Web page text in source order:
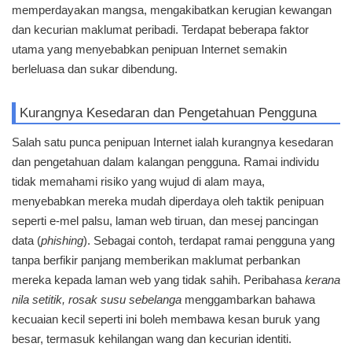
memperdayakan mangsa, mengakibatkan kerugian kewangan
dan kecurian maklumat peribadi. Terdapat beberapa faktor
utama yang menyebabkan penipuan Internet semakin
berleluasa dan sukar dibendung.
Kurangnya Kesedaran dan Pengetahuan Pengguna
Salah satu punca penipuan Internet ialah kurangnya kesedaran
dan pengetahuan dalam kalangan pengguna. Ramai individu
tidak memahami risiko yang wujud di alam maya,
menyebabkan mereka mudah diperdaya oleh taktik penipuan
seperti e-mel palsu, laman web tiruan, dan mesej pancingan
data (phishing). Sebagai contoh, terdapat ramai pengguna yang
tanpa berfikir panjang memberikan maklumat perbankan
mereka kepada laman web yang tidak sahih. Peribahasa kerana
nila setitik, rosak susu sebelanga menggambarkan bahawa
kecuaian kecil seperti ini boleh membawa kesan buruk yang
besar, termasuk kehilangan wang dan kecurian identiti.